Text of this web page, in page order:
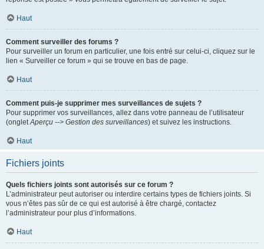
Haut
Comment surveiller des forums ?
Pour surveiller un forum en particulier, une fois entré sur celui-ci, cliquez sur le
lien « Surveiller ce forum » qui se trouve en bas de page.
Haut
Comment puis-je supprimer mes surveillances de sujets ?
Pour supprimer vos surveillances, allez dans votre panneau de l’utilisateur
(ongletAperçu --> Gestion des surveillances) et suivez les instructions.
Haut
Fichiers joints
Quels fichiers joints sont autorisés sur ce forum ?
L’administrateur peut autoriser ou interdire certains types de fichiers joints. Si
vous n’êtes pas sûr de ce qui est autorisé à être chargé, contactez
l’administrateur pour plus d’informations.
Haut